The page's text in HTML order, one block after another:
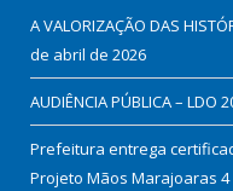
A VALORIZAÇÃO DAS
de abril de 2026
AUDIÊNCIA PÚBLICA – LDO
Prefeitura entrega
Projeto Mãos Marajoaras